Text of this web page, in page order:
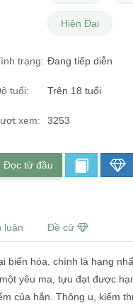
Hiện Đại
trạng: Đang tiếp diễn
tuổi: Trên 18 tuổi
xem: 3253
Đọc từ đầu
luận Đề cử
biến hóa, chính là hạng
yêu ma, tựu đạt được
của hắn. Thông u, kiếm